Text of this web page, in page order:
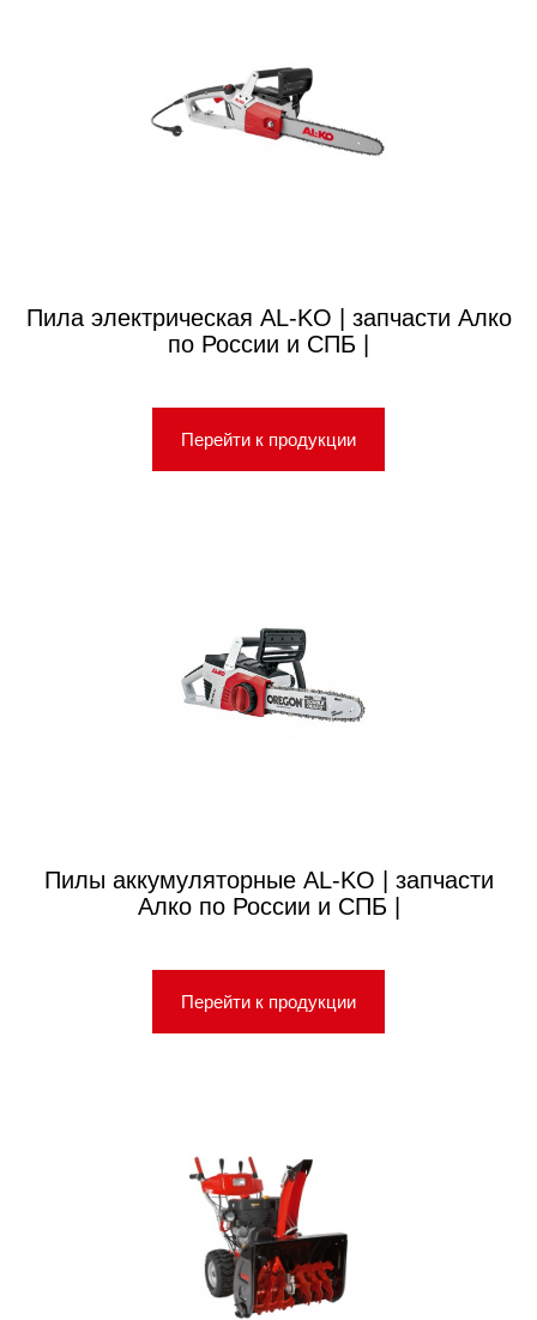
Пила электрическая AL-KO | запчасти Алко
по России и СПБ |
Перейти к продукции
Пилы аккумуляторные AL-KO | запчасти
Алко по России и СПБ |
Перейти к продукции